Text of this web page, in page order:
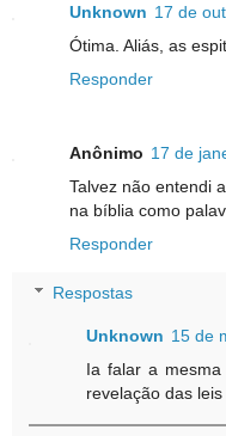
Unknown 17 de
Ótima. Aliás, as
Responder
Anônimo 17 de
Talvez não entendi
na bíblia como
Responder
Respostas
Unknown 15 de
Ia falar a
revelação das leis